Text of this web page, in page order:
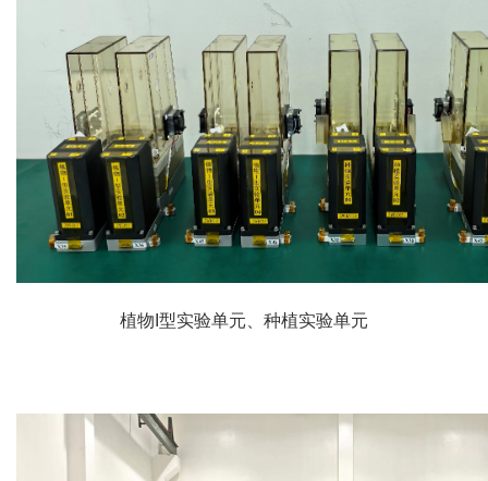
植物I型实验单元、种植实验单元